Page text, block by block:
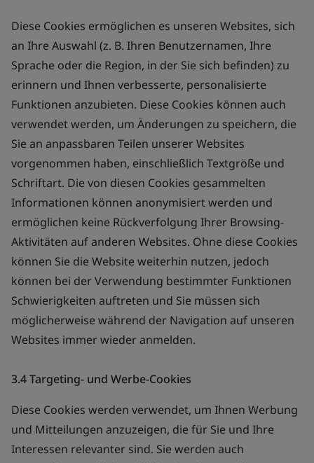
Diese Cookies ermöglichen es unseren Websites, sich
an Ihre Auswahl (z. B. Ihren Benutzernamen, Ihre
Sprache oder die Region, in der Sie sich befinden) zu
erinnern und Ihnen verbesserte, personalisierte
Funktionen anzubieten. Diese Cookies können auch
verwendet werden, um Änderungen zu speichern, die
Sie an anpassbaren Teilen unserer Websites
vorgenommen haben, einschließlich Textgröße und
Schriftart. Die von diesen Cookies gesammelten
Informationen können anonymisiert werden und
ermöglichen keine Rückverfolgung Ihrer Browsing-
Aktivitäten auf anderen Websites. Ohne diese Cookies
können Sie die Website weiterhin nutzen, jedoch
können bei der Verwendung bestimmter Funktionen
Schwierigkeiten auftreten und Sie müssen sich
möglicherweise während der Navigation auf unseren
Websites immer wieder anmelden.
3.4 Targeting- und Werbe-Cookies
Diese Cookies werden verwendet, um Ihnen Werbung
und Mitteilungen anzuzeigen, die für Sie und Ihre
Interessen relevanter sind. Sie werden auch